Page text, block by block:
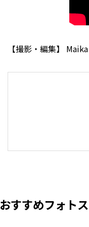
【撮影・編集】 Maika
おすすめフォト